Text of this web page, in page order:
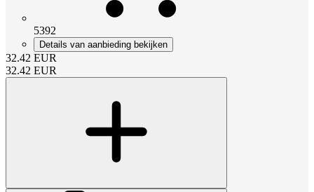
5392
Details van aanbieding bekijken
32.42 EUR
32.42 EUR